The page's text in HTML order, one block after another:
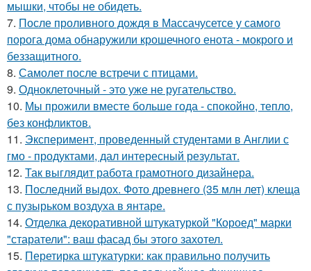
мышки, чтобы не обидеть.
7. После проливного дождя в Массачусетсе у самого
порога дома обнаружили крошечного енота - мокрого и
беззащитного.
8. Самолет после встречи с птицами.
9. Одноклеточный - это уже не ругательство.
10. Мы прожили вместе больше года - спокойно, тепло,
без конфликтов.
11. Эксперимент, проведенный студентами в Англии с
гмо - продуктами, дал интересный результат.
12. Так выглядит работа грамотного дизайнера.
13. Последний выдох. Фото древнего (35 млн лет) клеща
с пузырьком воздуха в янтаре.
14. Отделка декоративной штукатуркой "Короед" марки
"старатели": ваш фасад бы этого захотел.
15. Перетирка штукатурки: как правильно получить